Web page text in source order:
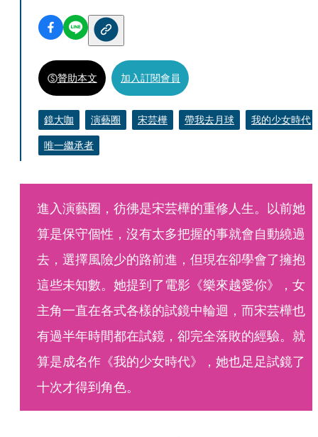
贊助本文 加入訂閱會員
鏡大咖 演藝圈 宋芸樺 帶我去月球
我的少女時代
唯一繼承者
進入演藝圈，彷彿是宋芸樺的重修人生。以前她
算是保守個性，沒有太多把握的事就會自動繞過
去，選擇風險少的路前進，但現在卻學會了擁抱
這些未知數。她提到了電影《樂來越愛你》，女
主角一直在各式各樣的試鏡中輪迴，而宋芸樺也
有過半年時間都在試鏡，卻完全落敗的經驗。就
算是成名作《我的少女時代》，她也足足試鏡了
十次才得到角色。